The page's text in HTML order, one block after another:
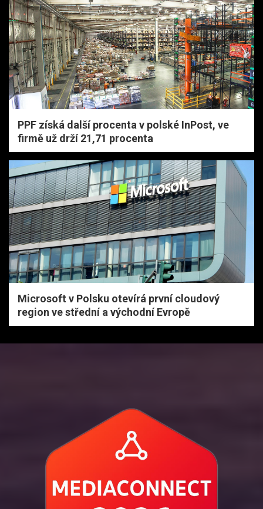
PPF získá další procenta v polské InPost, ve
firmě už drží 21,71 procenta
Microsoft v Polsku otevírá první cloudový
region ve střední a východní Evropě